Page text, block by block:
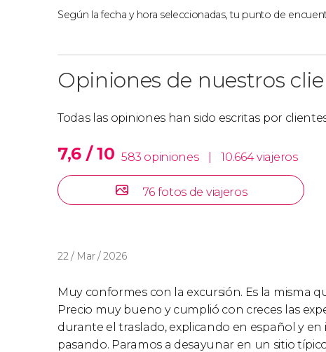
Según la fecha y hora seleccionadas, tu punto de
Opiniones de nuestros
Todas las opiniones han sido escritas por
7,6 / 10 583 opiniones 10.664 viajeros
76 fotos de viajeros
22 / Mar / 2026
Muy conformes con la excursión. Es la misma
Precio muy bueno y cumplió con creces las
durante el traslado, explicando en español y
pasando. Paramos a desayunar en un sitio